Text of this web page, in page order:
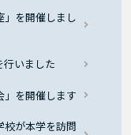
」を開催しまし
行いました
」を開催します
校が本学を訪問